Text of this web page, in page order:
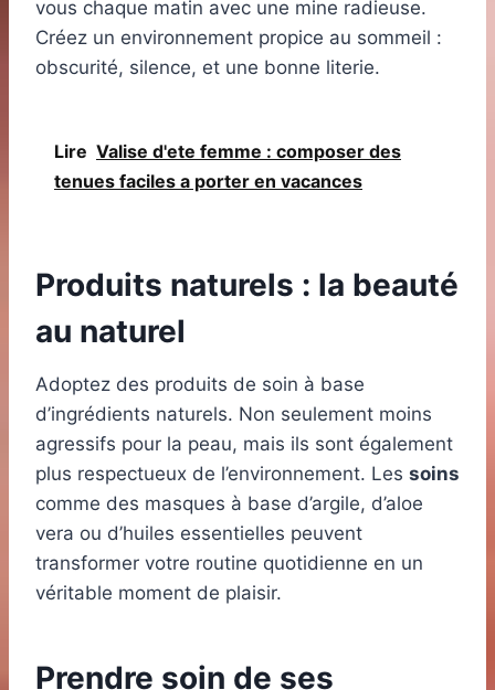
vous chaque matin avec une mine radieuse.
Créez un environnement propice au sommeil :
obscurité, silence, et une bonne literie.
Lire Valise d'ete femme : composer des
tenues faciles a porter en vacances
Produits naturels : la beauté
au naturel
Adoptez des produits de soin à base
d’ingrédients naturels. Non seulement moins
agressifs pour la peau, mais ils sont également
plus respectueux de l’environnement. Les soins
comme des masques à base d’argile, d’aloe
vera ou d’huiles essentielles peuvent
transformer votre routine quotidienne en un
véritable moment de plaisir.
Prendre soin de ses